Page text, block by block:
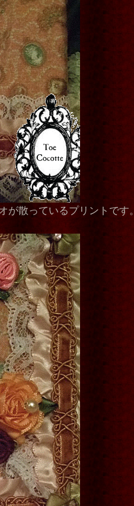
散っているプリントです。